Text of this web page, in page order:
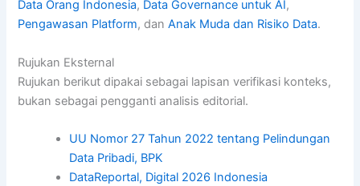
Data Orang Indonesia, Data Governance untuk AI,
Pengawasan Platform, danAnak Muda dan Risiko Data.
Rujukan Eksternal
Rujukan berikut dipakai sebagai lapisan verifikasi konteks,
bukan sebagai pengganti analisis editorial.
UU Nomor 27 Tahun 2022 tentang Pelindungan
Data Pribadi, BPK
DataReportal, Digital 2026 Indonesia